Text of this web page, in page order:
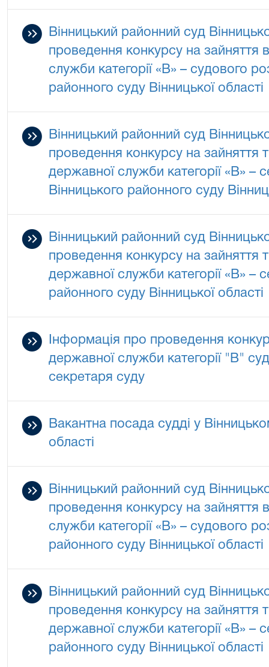
Вінницький районний суд
проведення конкурсу на зайняття
служби категорії «В» – судового
районного суду Вінницької області
Вінницький районний суд
проведення конкурсу на зайняття
державної служби категорії «В» –
Вінницького районного суду
Вінницький районний суд
проведення конкурсу на зайняття
державної служби категорії «В» –
районного суду Вінницької області
Інформація про проведення
державної служби категорії "В"
секретаря суду
Вакантна посада судді у
області
Вінницький районний суд
проведення конкурсу на зайняття
служби категорії «В» – судового
районного суду Вінницької області
Вінницький районний суд
проведення конкурсу на зайняття
державної служби категорії «В» –
районного суду Вінницької області